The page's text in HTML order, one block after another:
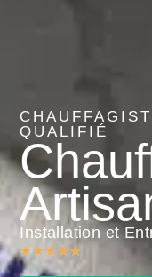
QUALIFIÉ
Installation et
★★★★★